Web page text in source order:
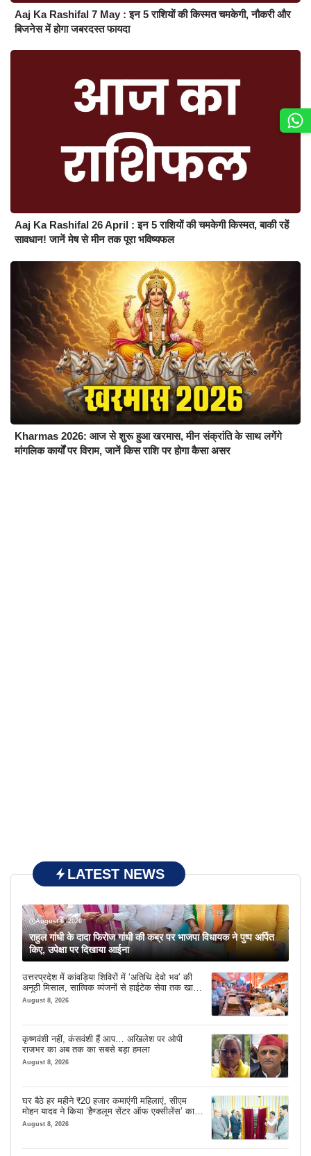
Aaj Ka Rashifal 7 May : इन 5 राशियों की किस्मत चमकेगी, नौकरी और
बिजनेस में होगा जबरदस्त फायदा
Aaj Ka Rashifal 26 April : इन 5 राशियों की चमकेगी किस्मत, बाकी रहें
सावधान! जानें मेष से मीन तक पूरा भविष्यफल
Kharmas 2026: आज से शुरू हुआ खरमास, मीन संक्रांति के साथ लगेंगे
मांगलिक कार्यों पर विराम, जानें किस राशि पर होगा कैसा असर
LATEST NEWS
August 8, 2026
राहुल गांधी के दादा फिरोज गांधी की कब्र पर भाजपा विधायक ने पुष्प अर्पित
किए, उपेक्षा पर दिखाया आईना
उत्तरप्रदेश में कांवड़िया शिविरों में ‘अतिथि देवो भव’ की
अनूठी मिसाल, सात्विक व्यंजनों से हाईटेक सेवा तक खास
इंतजाम
August 8, 2026
कृष्णवंशी नहीं, कंसवंशी हैं आप… अखिलेश पर ओपी
राजभर का अब तक का सबसे बड़ा हमला
August 8, 2026
घर बैठे हर महीने ₹20 हजार कमाएंगी महिलाएं, सीएम
मोहन यादव ने किया ‘हैण्डलूम सेंटर ऑफ एक्सीलेंस’ का
शुभारंभ
August 8, 2026